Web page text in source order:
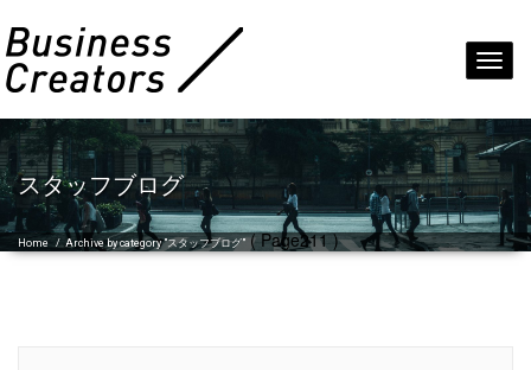
スタッフブログ
Home /Archive by category "スタッフブログ"( Page211 )